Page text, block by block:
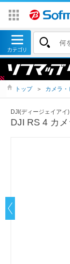
トップ ＞ カメラ・
DJI(ディージェイアイ)
DJI RS 4 カ